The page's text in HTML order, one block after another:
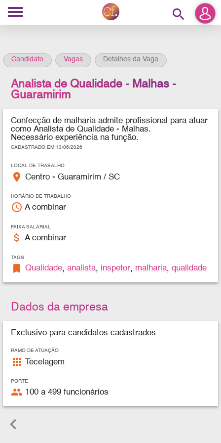
search
Candidato Vagas Detalhes da Vaga
Analista de Qualidade - Malhas -
Guaramirim
Confecção de malharia admite profissional para atuar
como Analista de Qualidade - Malhas.
Necessário experiência na função.
CADASTRADO EM 13/06/2026
LOCAL DE TRABALHO
place Centro - Guaramirim / SC
HORÁRIO DE TRABALHO
access_time A combinar
FAIXA SALARIAL
attach_money A combinar
TAGS
bookmark Qualidade,analista, inspetor, malharia,qualidade
Dados da empresa
Exclusivo para candidatos cadastrados
RAMO DE ATUAÇÃO
apps Tecelagem
PORTE
people 100 a 499 funcionários
keyboard_arrow_left